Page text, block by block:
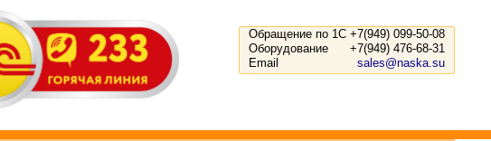
Обращение по 1С +7(949) 099-50-08
Оборудование
+7(949) 476-68-31
Email
sales@naska.su